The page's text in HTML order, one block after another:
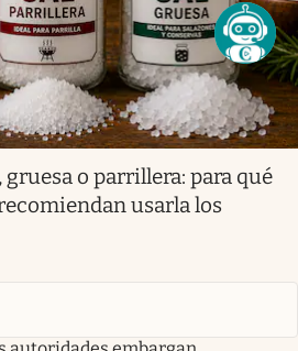
gruesa o parrillera: para qué
usarla los